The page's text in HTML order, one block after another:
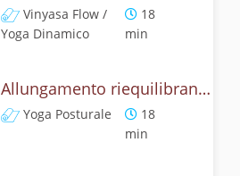
Vinyasa Flow /
Yoga Dinamico
18
min
Allungamento riequilibrante – Yoga Posturale
Yoga Posturale
18
min